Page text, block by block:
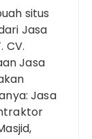
situs
Jasa
CV.
Jasa
Jasa